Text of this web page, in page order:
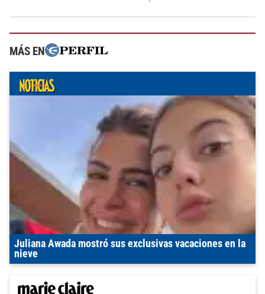
MÁS EN
Juliana Awada mostró sus exclusivas vacaciones en la
nieve